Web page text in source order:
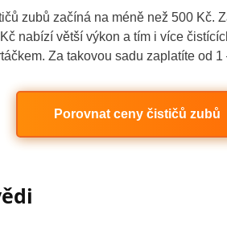
zubů začíná na méně než 500 Kč.
nabízí větší výkon a tím i více
Za takovou sadu zaplatíte od 1
Porovnat ceny čističů zubů